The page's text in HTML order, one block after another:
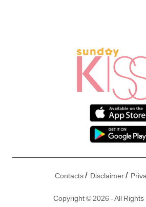
Contacts/ Disclaimer/
Copyright © 2026 - All Rights